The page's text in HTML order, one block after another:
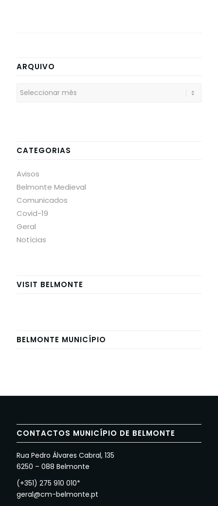
ARQUIVO
CATEGORIAS
Avisos
Belmonte Medieval
Comunicados
Covid-19
Geral
Notícias
VISIT BELMONTE
BELMONTE MUNICÍPIO
CONTACTOS MUNICÍPIO DE BELMONTE
Rua Pedro Álvares Cabral, 135
6250 – 088 Belmonte
(+351) 275 910 010*
geral@cm-belmonte.pt